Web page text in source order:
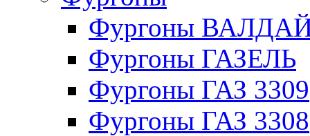
Фургоны
Фургоны ГАЗЕЛЬ
Фургоны ГАЗ 3309
Фургоны ГАЗ 3308